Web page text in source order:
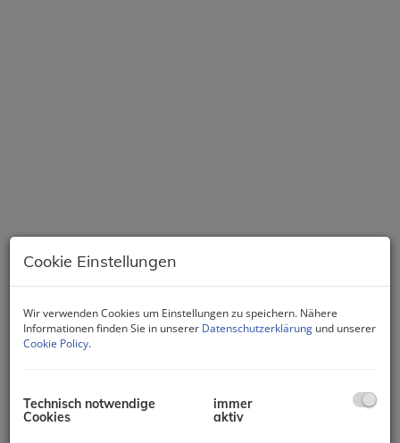
Beschreibung
360°-Tour auf Anfrage erhätlich:
Senden Sie eine formlose
Cookie Einstellungen
Wir verwenden Cookies um Einstellungen zu speichern. Nähere
Informationen finden Sie in unserer Datenschutzerklärung und unserer
Cookie Policy.
Technisch notwendige
Cookies
immer
aktiv